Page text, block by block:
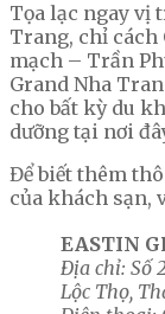
Tọa lạc ngay vị
Trang, chỉ cách
mạch – Trần
Grand Nha
cho bất kỳ du
dưỡng tại nơi
Để biết thêm
của khách sạn,
EASTIN
Địa chỉ: Số
Lộc Thọ,